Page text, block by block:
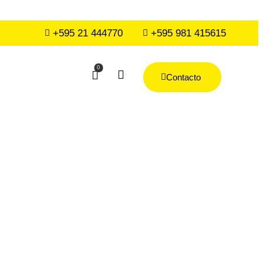
+595 21 444770 +595 981 415615
0
Contacto